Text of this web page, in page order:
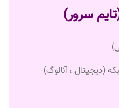
سرور)
، آنالوگ)